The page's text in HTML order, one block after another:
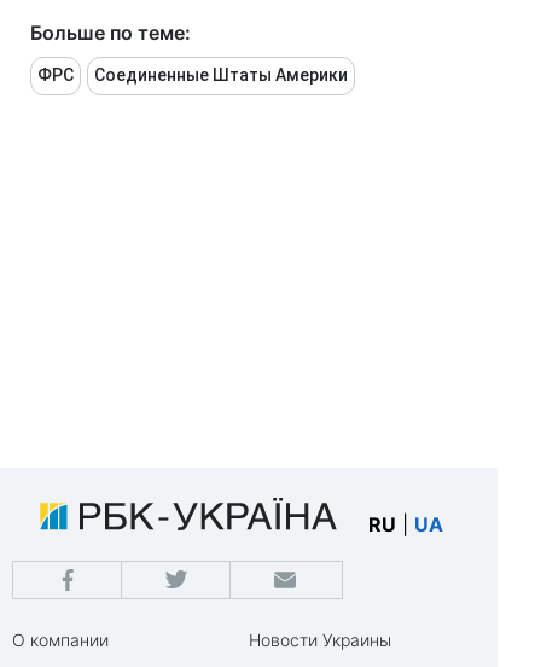
Больше по теме:
ФРС Соединенные Штаты Америки
RU UA
О компании
Новости Украины